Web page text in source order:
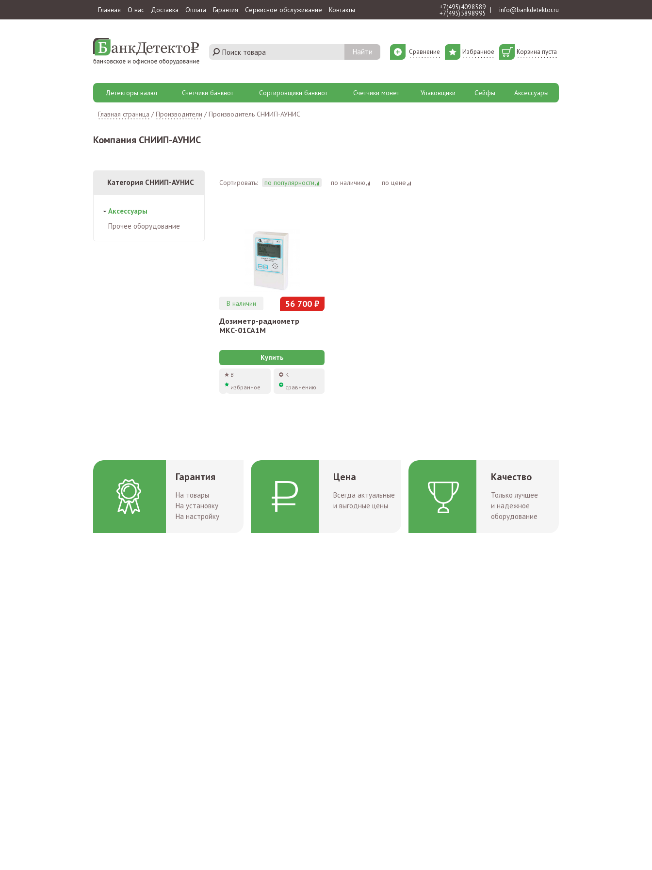
Главная О нас Доставка Оплата Гарантия Сервисное обслуживание Контакты +7 (495) 409 85 89
+7 (495) 589 89 95 | info@bankdetektor.ru
Сравнение Избранное Корзина пуста
Детекторы валют Счетчики банкнот Сортировщики банкнот Счетчики монет Упаковщики Сейфы Аксессуары
Главная страница /Производители /Производитель СНИИП-АУНИС
Компания СНИИП-АУНИС
Категория СНИИП-АУНИС
Аксессуары
Прочее оборудование
Сортировать: по популярности по наличию по цене
В наличии 56 700 ₽
Дозиметр-радиометр
МКС-01СА1М
Купить
В
избранное
К
сравнению
Гарантия
На товары
На установку
На настройку
Цена
Всегда актуальные
и выгодные цены
Качество
Только лучшее
и надежное
оборудование